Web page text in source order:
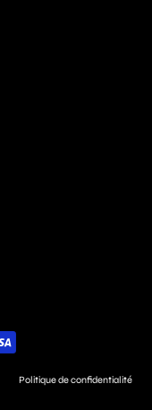
Politique de confidentialité